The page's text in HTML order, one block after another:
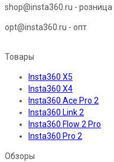
shop@insta360.ru - розница
opt@insta360.ru - опт
Товары
Insta360 X5
Insta360 X4
Insta360 Ace Pro 2
Insta360 Link 2
Insta360 Flow 2 Pro
Insta360 Pro 2
Обзоры